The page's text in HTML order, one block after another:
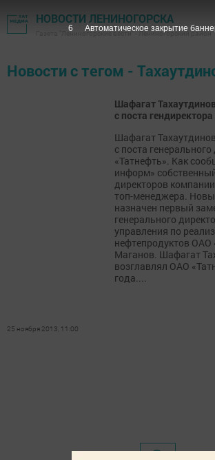
НОВОСТИ ЛЕНИНОГОРСКА
Газета "Лениногорские вести" - Лениногорский район
Новости с тегом -
Шафагат
с поста
Шафагат
с поста
«Татнефть». Как
информ»
директоров
топ-менеджера.
назначен первый
генерального
управления по
нефтепродуктов ОАО
Маганов. Шафагат
возглавлял ОАО
года....
25 ноября 2013, 11:00
6 Автоматическое закрытие